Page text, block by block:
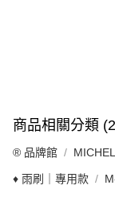
商品相關分類
®️ 品牌館
♦️ 雨刷｜專用款